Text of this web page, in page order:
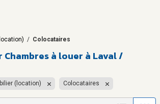
/ Colocataires
Chambres à louer à Laval /
(location) Colocataires